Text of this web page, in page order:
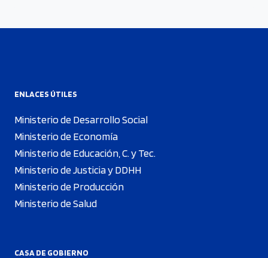
ENLACES ÚTILES
Ministerio de Desarrollo Social
Ministerio de Economía
Ministerio de Educación, C. y Tec.
Ministerio de Justicia y DDHH
Ministerio de Producción
Ministerio de Salud
CASA DE GOBIERNO